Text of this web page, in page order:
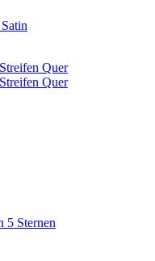
5 Sternen